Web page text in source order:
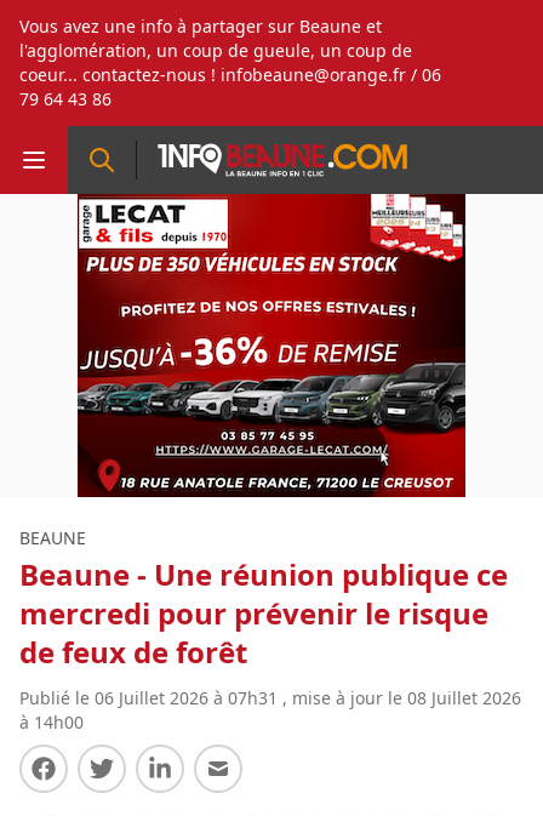
Vous avez une info à partager sur Beaune et
l'agglomération, un coup de gueule, un coup de
coeur... contactez-nous ! infobeaune@orange.fr / 06
79 64 43 86
BEAUNE
Beaune - Une réunion publique ce
mercredi pour prévenir le risque
de feux de forêt
Publié le 06 Juillet 2026 à 07h31 , mise à jour le 08 Juillet 2026
à 14h00
Partager sur Facebook
Partager sur Twitter
Partager sur LinkedIn
Partager par E-mail